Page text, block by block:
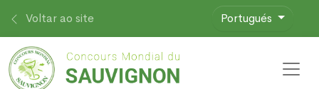
Voltar ao site Portugués